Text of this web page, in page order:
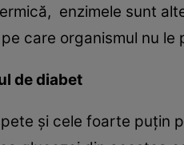
enzimele sunt
care organismul nu
de diabet
şi cele foarte puţin